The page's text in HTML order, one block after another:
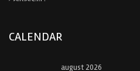
CALENDAR
august 2026